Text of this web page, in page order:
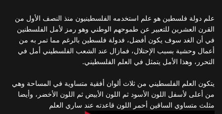
علم دولة فلسطين هو علم استخدمه الفلسطينيون منذ النصف الأول من
القرن العشرين للتعبير عن طموحهم الوطني وهو رمز لأمل الفلسطنين
في أن الغد سوف يكون أفضل، فدولة فلسطين بالرغم مما تمر به من
أعمال وحشية بسبب الإحتلال، فمازال عند الشعب الفلسطيني أمل في
التحرر، وهذا الأمل يتمثل في العلم الفلسطيني.
يتكون العلم الفلسطيني من ثلاث ألوان أفقية متساوية في المساحة وهي
من أعلى لأسفل اللون الأسود ثم اللون الأبيض ثم اللون الأخضر، وأيضا
مثلث متساوي الساقين أحمر اللون قاعدته عند ساري العلم